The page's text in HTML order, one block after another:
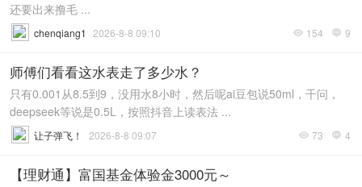
还要出来撸毛 ...
 154  9
chenqiang1 2026-8-8 09:10
师傅们看看这水表走了多少水？
只有0.001从8.5到9，没用水8小时，然后呢ai豆包说50ml，千问，
deepseek等说是0.5L，按照抖音上读表法 ...
 73  4
让子弹飞！ 2026-8-8 09:07
【理财通】富国基金体验金3000元～